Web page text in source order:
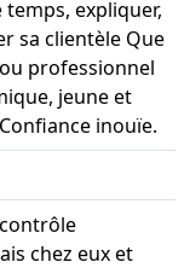
expliquer,
sa clientèle Que
professionnel
jeune et
inouïe.
chez eux et